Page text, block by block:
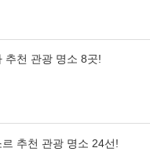
추천 관광 명소 8곳!
추천 관광 명소 24선!